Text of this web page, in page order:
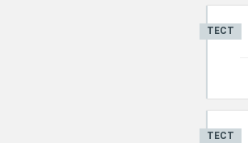
ТЕСТ
ТЕСТ